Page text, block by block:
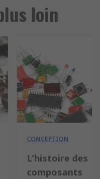
loin
CONCEPTION
L'histoire des
composants